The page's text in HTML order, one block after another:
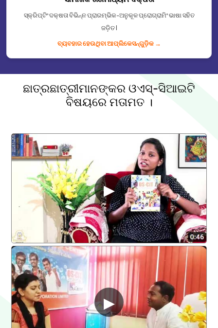
ସ୍କ୍ରିପ୍ଟିଂ ଦକ୍ଷତା ବିଭିନ୍ନ ପ୍ରାରମ୍ଭିକ-ଅନୁକୂଳ ପ୍ରୋଗ୍ରାମିଂ ଭାଷା ସହିତ
ଜଡ଼ିତ I
ବ୍ୟବହାର ହେଉଥିବା ଆପ୍ଲିକେସନ୍᠎᠎᠎ଗୁଡ଼ିକ →
ଛାତ୍ରଛାତ୍ରୀମାନଙ୍କର ଓଏସ୍-ସିଆଇଟି
ବିଷୟରେ ମତାମତ ।